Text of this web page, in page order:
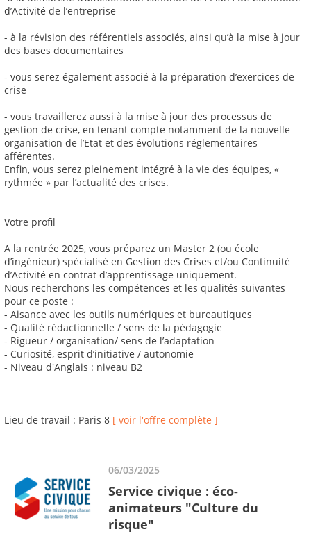
d’Activité de l’entreprise
- à la révision des référentiels associés, ainsi qu’à la mise à jour
des bases documentaires
- vous serez également associé à la préparation d’exercices de
crise
- vous travaillerez aussi à la mise à jour des processus de
gestion de crise, en tenant compte notamment de la nouvelle
organisation de l’Etat et des évolutions réglementaires
afférentes.
Enfin, vous serez pleinement intégré à la vie des équipes, «
rythmée » par l’actualité des crises.
Votre profil
A la rentrée 2025, vous préparez un Master 2 (ou école
d’ingénieur) spécialisé en Gestion des Crises et/ou Continuité
d’Activité en contrat d’apprentissage uniquement.
Nous recherchons les compétences et les qualités suivantes
pour ce poste :
- Aisance avec les outils numériques et bureautiques
- Qualité rédactionnelle / sens de la pédagogie
- Rigueur / organisation/ sens de l’adaptation
- Curiosité, esprit d’initiative / autonomie
- Niveau d'Anglais : niveau B2
Lieu de travail : Paris 8 [ voir l'offre complète ]
06/03/2025
Service civique : éco-
animateurs "Culture du
risque"